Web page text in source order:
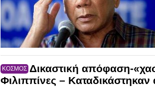
ΚΟΣΜΟΣ Δικαστική απόφαση-
Φιλιππίνες – Καταδικάστηκαν